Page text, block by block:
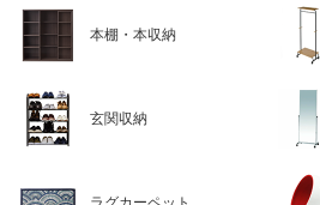
本棚・本収納
玄関収納